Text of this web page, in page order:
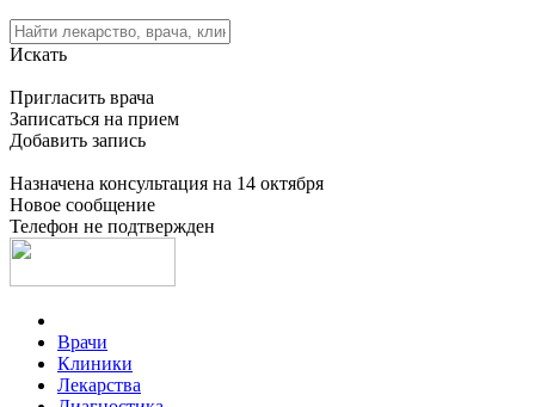
Искать
Пригласить врача
Записаться на прием
Добавить запись
Назначена консультация на 14 октября
Новое сообщение
Телефон не подтвержден
Врачи
Клиники
Лекарства